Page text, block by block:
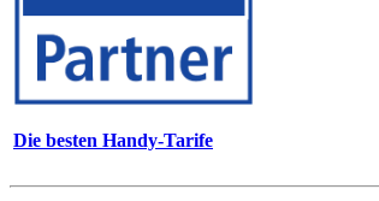
Die besten Handy-Tarife